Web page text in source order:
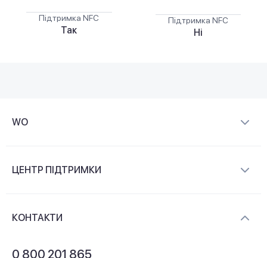
Підтримка NFC
Так
Підтримка NFC
Ні
WO
Контакти
ЦЕНТР ПІДТРИМКИ
КОНТАКТИ
0 800 201 865